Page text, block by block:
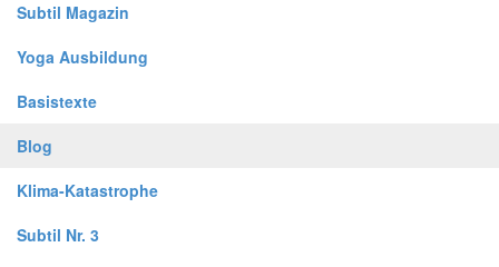
Subtil Magazin
Yoga Ausbildung
Basistexte
Blog
Klima-Katastrophe
Subtil Nr. 3